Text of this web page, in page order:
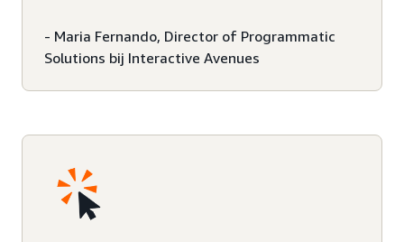
- Maria Fernando, Director of Programmatic
Solutions bij Interactive Avenues